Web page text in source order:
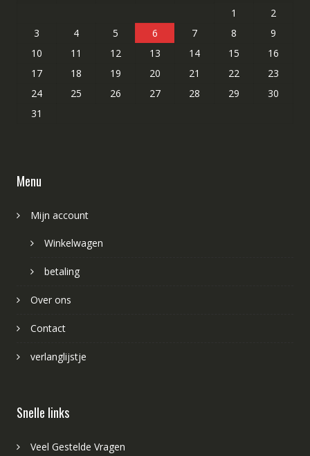
1
2
3
4 5 6 7 8
9
10
11 12 13 14 15
16
17
18 19 20 21 22
23
24
25 26 27 28 29
30
31
Menu
Mijn account
Winkelwagen
betaling
Over ons
Contact
verlanglijstje
Snelle links
Veel Gestelde Vragen